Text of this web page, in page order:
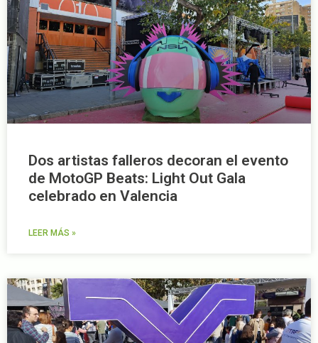
Dos artistas falleros decoran el evento
de MotoGP Beats: Light Out Gala
celebrado en Valencia
LEER MÁS »